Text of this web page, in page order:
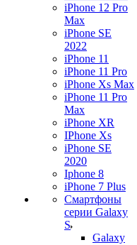
iPhone 12 Pro
Max
iPhone SE
2022
iPhone 11
iPhone 11 Pro
iPhone Xs Max
iPhone 11 Pro
Max
iPhone XR
IPhone Xs
iPhone SE
2020
Iphone 8
iPhone 7 Plus
Смартфоны
серии Galaxy
S
Galaxy